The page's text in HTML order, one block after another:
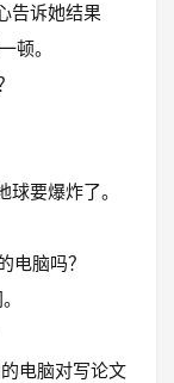
告诉她结果
顿。
要爆炸了。
电脑吗？
电脑对写论文